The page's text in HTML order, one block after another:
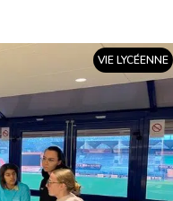
VIE LYCÉENNE